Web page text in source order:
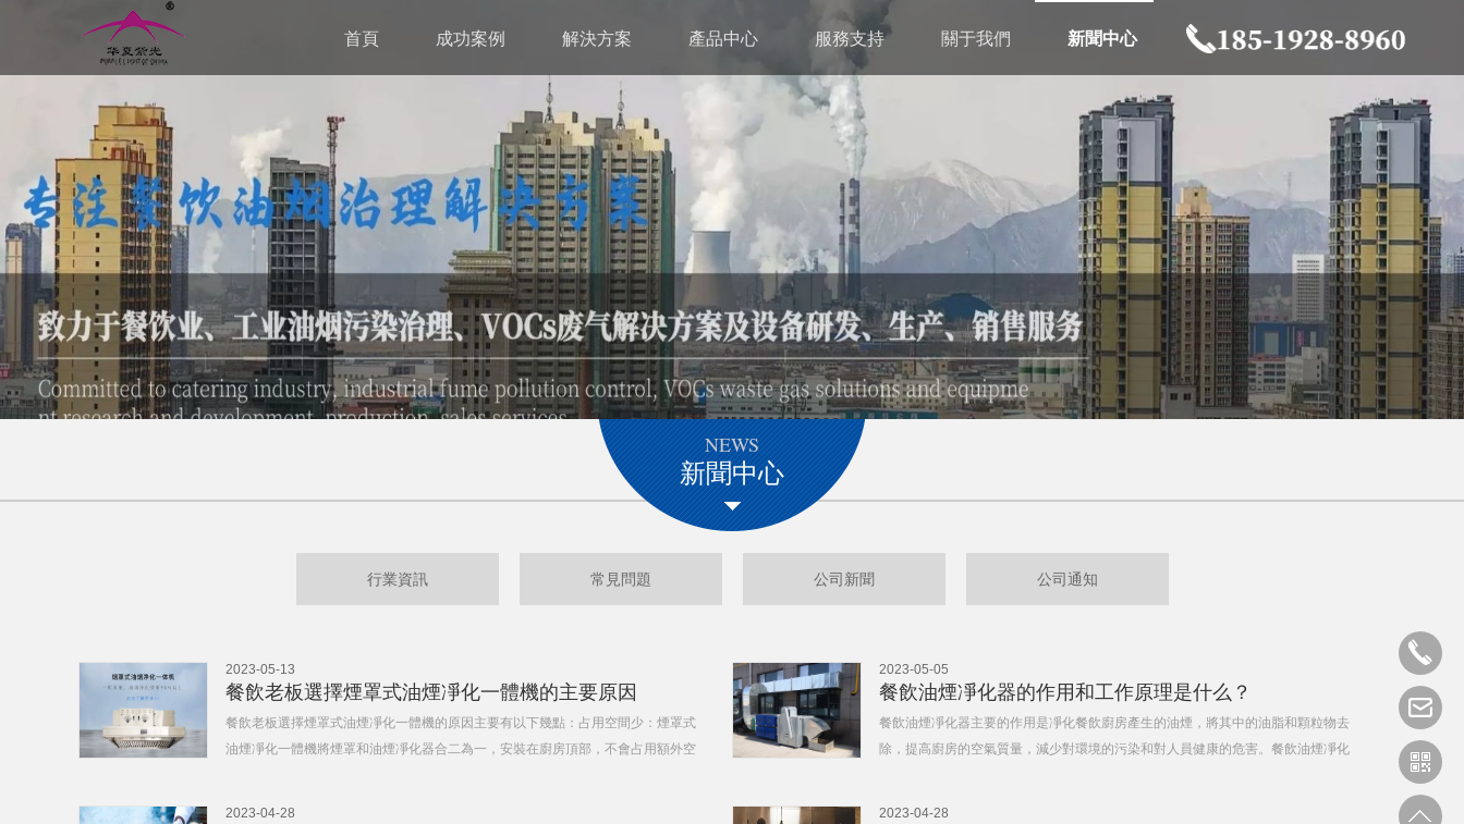
首頁 成功案例 解決方案 產品中心 服務支持 關于我們 新聞中心
NEWS
新聞中心
行業資訊 常見問題 公司新聞 公司通知
2023-05-13
餐飲老板選擇煙罩式油煙凈化一體機的主要原因
餐飲老板選擇煙罩式油煙凈化一體機的原因主要有以下幾點：占用空間少：煙罩式
油煙凈化一體機將煙罩和油煙凈化器合二為一，安裝在廚房頂部，不會占用額外空
2023-05-05
餐飲油煙凈化器的作用和工作原理是什么？
餐飲油煙凈化器主要的作用是凈化餐飲廚房產生的油煙，將其中的油脂和顆粒物去
除，提高廚房的空氣質量，減少對環境的污染和對人員健康的危害。餐飲油煙凈化
2023-04-28 2023-04-28